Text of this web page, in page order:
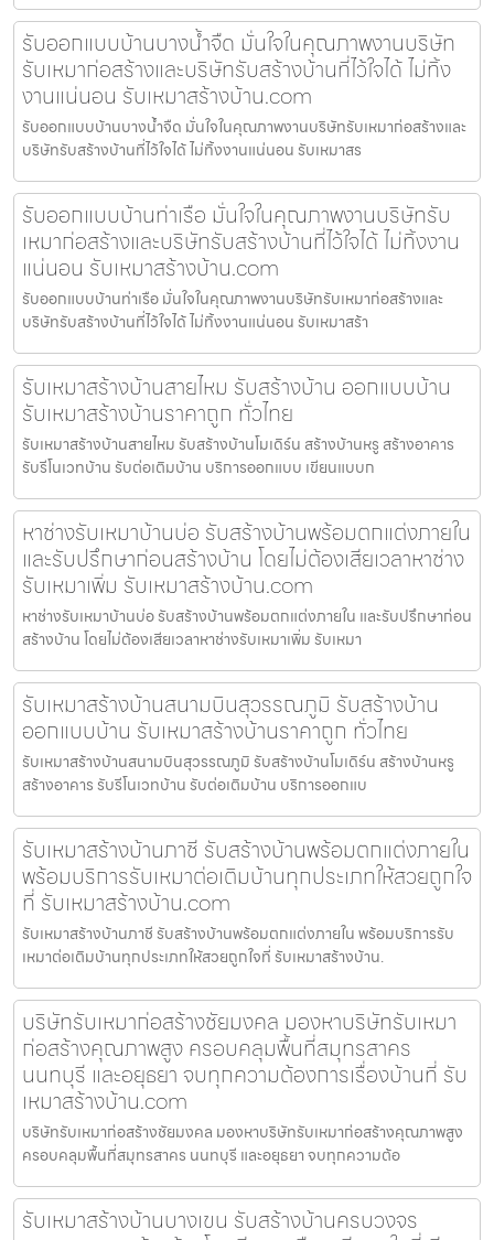
รับออกแบบบ้านบางน้ำจืด มั่นใจในคุณภาพงานบริษัท
รับเหมาก่อสร้างและบริษัทรับสร้างบ้านที่ไว้ใจได้ ไม่ทิ้ง
งานแน่นอน รับเหมาสร้างบ้าน.com
รับออกแบบบ้านบางน้ำจืด มั่นใจในคุณภาพงานบริษัทรับเหมาก่อสร้างและ
บริษัทรับสร้างบ้านที่ไว้ใจได้ ไม่ทิ้งงานแน่นอน รับเหมาสร
รับออกแบบบ้านท่าเรือ มั่นใจในคุณภาพงานบริษัทรับ
เหมาก่อสร้างและบริษัทรับสร้างบ้านที่ไว้ใจได้ ไม่ทิ้งงาน
แน่นอน รับเหมาสร้างบ้าน.com
รับออกแบบบ้านท่าเรือ มั่นใจในคุณภาพงานบริษัทรับเหมาก่อสร้างและ
บริษัทรับสร้างบ้านที่ไว้ใจได้ ไม่ทิ้งงานแน่นอน รับเหมาสร้า
รับเหมาสร้างบ้านสายไหม รับสร้างบ้าน ออกแบบบ้าน
รับเหมาสร้างบ้านราคาถูก ทั่วไทย
รับเหมาสร้างบ้านสายไหม รับสร้างบ้านโมเดิร์น สร้างบ้านหรู สร้างอาคาร
รับรีโนเวทบ้าน รับต่อเติมบ้าน บริการออกแบบ เขียนแบบก
หาช่างรับเหมาบ้านบ่อ รับสร้างบ้านพร้อมตกแต่งภายใน
และรับปรึกษาก่อนสร้างบ้าน โดยไม่ต้องเสียเวลาหาช่าง
รับเหมาเพิ่ม รับเหมาสร้างบ้าน.com
หาช่างรับเหมาบ้านบ่อ รับสร้างบ้านพร้อมตกแต่งภายใน และรับปรึกษาก่อน
สร้างบ้าน โดยไม่ต้องเสียเวลาหาช่างรับเหมาเพิ่ม รับเหมา
รับเหมาสร้างบ้านสนามบินสุวรรณภูมิ รับสร้างบ้าน
ออกแบบบ้าน รับเหมาสร้างบ้านราคาถูก ทั่วไทย
รับเหมาสร้างบ้านสนามบินสุวรรณภูมิ รับสร้างบ้านโมเดิร์น สร้างบ้านหรู
สร้างอาคาร รับรีโนเวทบ้าน รับต่อเติมบ้าน บริการออกแบ
รับเหมาสร้างบ้านภาชี รับสร้างบ้านพร้อมตกแต่งภายใน
พร้อมบริการรับเหมาต่อเติมบ้านทุกประเภทให้สวยถูกใจ
ที่ รับเหมาสร้างบ้าน.com
รับเหมาสร้างบ้านภาชี รับสร้างบ้านพร้อมตกแต่งภายใน พร้อมบริการรับ
เหมาต่อเติมบ้านทุกประเภทให้สวยถูกใจที่ รับเหมาสร้างบ้าน.
บริษัทรับเหมาก่อสร้างชัยมงคล มองหาบริษัทรับเหมา
ก่อสร้างคุณภาพสูง ครอบคลุมพื้นที่สมุทรสาคร
นนทบุรี และอยุธยา จบทุกความต้องการเรื่องบ้านที่ รับ
เหมาสร้างบ้าน.com
บริษัทรับเหมาก่อสร้างชัยมงคล มองหาบริษัทรับเหมาก่อสร้างคุณภาพสูง
ครอบคลุมพื้นที่สมุทรสาคร นนทบุรี และอยุธยา จบทุกความต้อ
รับเหมาสร้างบ้านบางเขน รับสร้างบ้านครบวงจร